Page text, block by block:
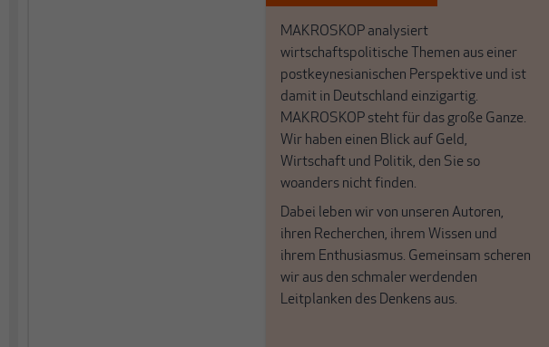
MAKROSKOP analysiert
wirtschaftspolitische Themen aus einer
postkeynesianischen Perspektive und ist
damit in Deutschland einzigartig.
MAKROSKOP steht für das große Ganze.
Wir haben einen Blick auf Geld,
Wirtschaft und Politik, den Sie so
woanders nicht finden.
Dabei leben wir von unseren Autoren,
ihren Recherchen, ihrem Wissen und
ihrem Enthusiasmus. Gemeinsam scheren
wir aus den schmaler werdenden
Leitplanken des Denkens aus.